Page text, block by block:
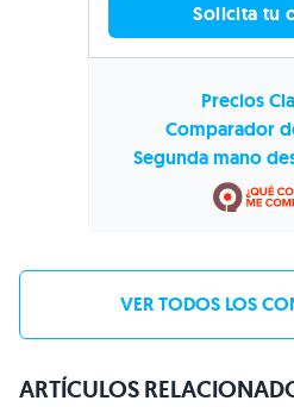
Solicita tu
Precios
Comparador
Segunda mano
VER TODOS LOS
ARTÍCULOS